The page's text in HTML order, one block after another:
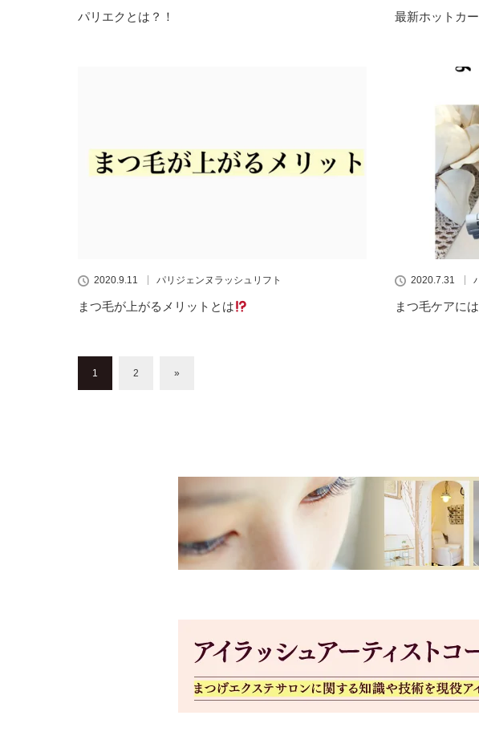
パリエクとは？！ 最新ホットカ
2020.9.11 パリジェンヌラッシュリフト
まつ毛が上がるメリットとは
2020.7.31
まつ毛ケアに
1 2 »